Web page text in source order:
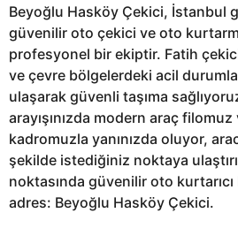
g
o
Beyoğlu Hasköy Çekici, İstanbul
güvenilir oto çekici ve oto
profesyonel bir ekiptir. Fatih
ve çevre bölgelerdeki acil
ulaşarak güvenli taşıma
arayışınızda modern araç
kadromuzla yanınızda oluyor,
şekilde istediğiniz noktaya
noktasında güvenilir oto
adres: Beyoğlu Hasköy Çekici.